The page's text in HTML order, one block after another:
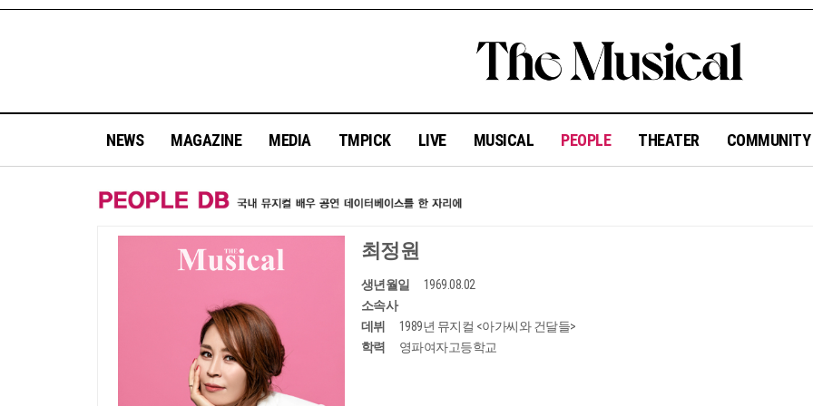
NEWS MAGAZINE MEDIA TMPICK LIVE MUSICAL PEOPLE THEATER COMMUNITY
최정원
생년월일
1969.08.02
소속사
데뷔
1989년 뮤지컬 <아가씨와 건달들>
학력
영파여자고등학교